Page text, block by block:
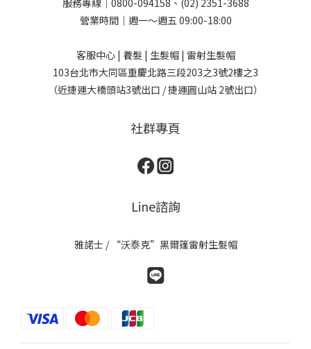
營業時間｜週一～週五 09:00-18:00
客服中心 | 養髮 | 生髮帽 | 雷射生髮帽
103台北市大同區重慶北路三段203之3號2樓之3
（近捷運大橋頭站3號出口 / 捷運圓山站 2號出口）
社群專頁
Line諮詢
雅諾士 / “沃泰克”黑爾篷雷射生髮帽